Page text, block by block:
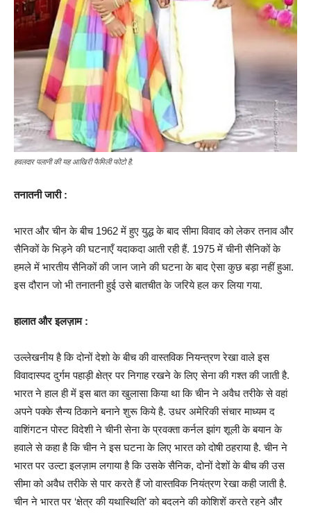
हवलदार पलानी की यह आखिरी फैमिली फोटो है.
तनातनी जारी :
भारत और चीन के बीच 1962 में हुए युद्ध के बाद सीमा विवाद को लेकर तनाव और
सैनिकों के भिड़ने की घटनाएँ यदाकदा आती रही हैं. 1975 में चीनी सैनिकों के
हमले में भारतीय सैनिकों की जान जाने की घटना के बाद ऐसा कुछ बड़ा नहीं हुआ.
इस दौरान जो भी तनातनी हुई उसे बातचीत के जरिये हल कर लिया गया.
हालात और इलज़ाम :
उल्लेखनीय है कि दोनों देशो के बीच की वास्तविक नियन्त्रण रेखा वाले इस
विवादास्पद दुर्गम पहाड़ी क्षेत्र पर निगाह रखने के लिए सेना की गश्त की जाती है.
भारत ने हाल ही में इस बात का खुलासा किया था कि चीन ने अवैध तरीके से वहां
अपने पक्के सैन्य ठिकाने बनाने शुरू किये है. उधर अमेरिकी संचार माध्यम द
वाशिंगटन पोस्ट विदेशी ने चीनी सेना के प्रवक्ता कर्नल झांग शूली के बयान के
हवाले से कहा है कि चीन ने इस घटना के लिए भारत को दोषी ठहराया है. चीन ने
भारत पर उल्टा इलज़ाम लगाया है कि उसके सैनिक, दोनों देशों के बीच की उस
सीमा को अवैध तरीके से पार करते हैं जो वास्तविक नियंत्रण रेखा कही जाती है.
चीन ने भारत पर ‘क्षेत्र की यथास्थिति’ को बदलने की कोशिशें करते रहने और